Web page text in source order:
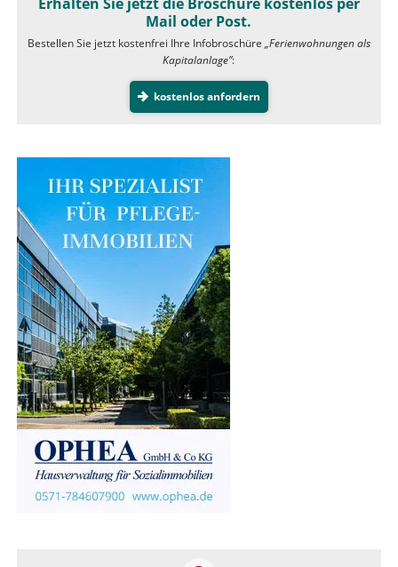
Mail oder Post.
Bestellen Sie jetzt kostenfrei Ihre Infobroschüre „Ferienwohnungen als
Kapitalanlage”:
kostenlos anfordern